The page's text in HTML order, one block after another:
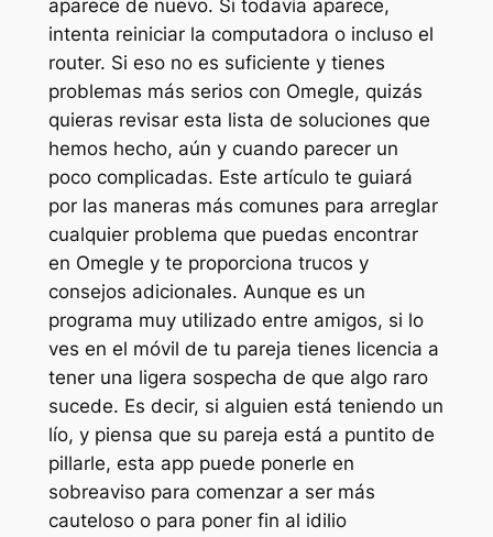
aparece de nuevo. Si todavía aparece,
intenta reiniciar la computadora o incluso el
router. Si eso no es suficiente y tienes
problemas más serios con Omegle, quizás
quieras revisar esta lista de soluciones que
hemos hecho, aún y cuando parecer un
poco complicadas. Este artículo te guiará
por las maneras más comunes para arreglar
cualquier problema que puedas encontrar
en Omegle y te proporciona trucos y
consejos adicionales. Aunque es un
programa muy utilizado entre amigos, si lo
ves en el móvil de tu pareja tienes licencia a
tener una ligera sospecha de que algo raro
sucede. Es decir, si alguien está teniendo un
lío, y piensa que su pareja está a puntito de
pillarle, esta app puede ponerle en
sobreaviso para comenzar a ser más
cauteloso o para poner fin al idilio